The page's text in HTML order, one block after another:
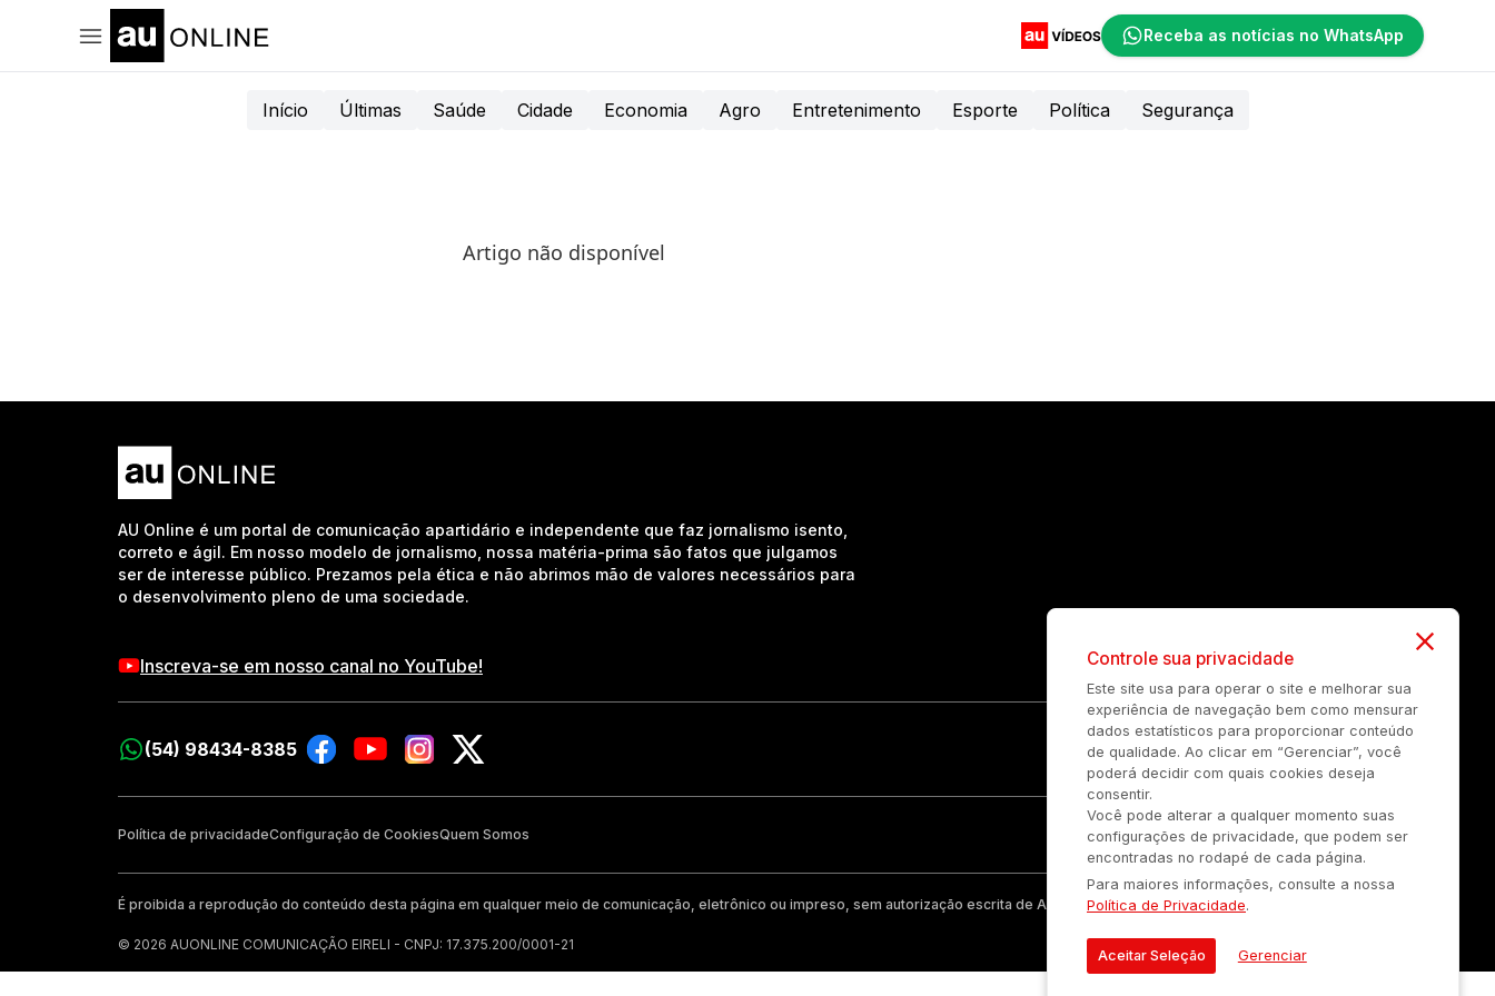
Receba as notícias no WhatsApp
Início Últimas Saúde Cidade Economia Agro Entretenimento Esporte Política Segurança
Artigo não disponível
AU Online é um portal de comunicação apartidário e independente que faz jornalismo isento,
correto e ágil. Em nosso modelo de jornalismo, nossa matéria-prima são fatos que julgamos
ser de interesse público. Prezamos pela ética e não abrimos mão de valores necessários para
o desenvolvimento pleno de uma sociedade.
Inscreva-se em nosso canal no YouTube!
(54) 98434-8385
Política de privacidadeConfiguração de CookiesQuem Somos
É proibida a reprodução do conteúdo desta página em qualquer meio de comunicação, eletrônico ou impreso, sem autorização escrita de Auonline Comunicação Eireli.
© 2026 AUONLINE COMUNICAÇÃO EIRELI - CNPJ: 17.375.200/0001-21
Controle sua privacidade
Este site usa para operar o site e melhorar sua
experiência de navegação bem como mensurar
dados estatísticos para proporcionar conteúdo
de qualidade. Ao clicar em “Gerenciar”, você
poderá decidir com quais cookies deseja
consentir.
Você pode alterar a qualquer momento suas
configurações de privacidade, que podem ser
encontradas no rodapé de cada página.
Para maiores informações, consulte a nossa
Política de Privacidade.
Aceitar Seleção Gerenciar